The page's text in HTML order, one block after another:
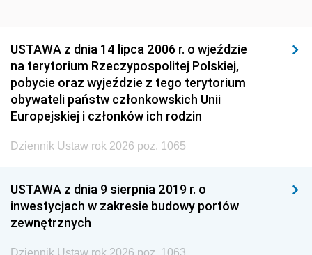
USTAWA z dnia 14 lipca 2006 r. o wjeździe
na terytorium Rzeczypospolitej Polskiej,
pobycie oraz wyjeździe z tego terytorium
obywateli państw członkowskich Unii
Europejskiej i członków ich rodzin
Dziennik Ustaw rok 2026 poz. 1065
USTAWA z dnia 9 sierpnia 2019 r. o
inwestycjach w zakresie budowy portów
zewnętrznych
Dziennik Ustaw rok 2026 poz. 1063